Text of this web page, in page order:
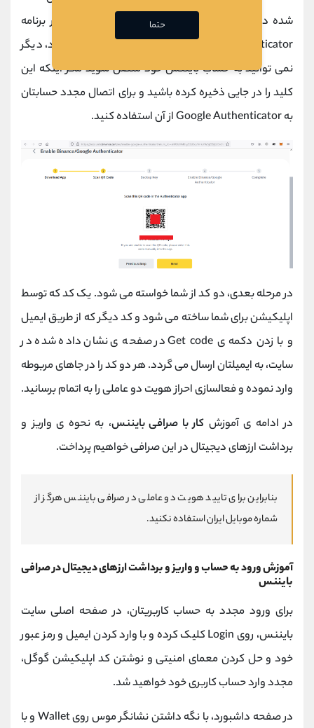
شده در مرحله ی بعد را در جایی یادداشت نمایید. اگر برنامه
Google Authenticator از تلفن همراه شما حذف شود، دیگر
نمی توانید به حساب بایننس خود متصل شوید مگر اینکه این
کلید را در جایی ذخیره کرده باشید و برای اتصال مجدد حسابتان
به Google Authenticator از آن استفاده کنید.
در مرحله بعدی، دو کد از شما خواسته می شود. یک کد که توسط
اپلیکیشن برای شما ساخته می شود و کد دیگر که از طریق ایمیل
و با زدن دکمه ی Get code در صفحه ی نشان داده شده در
سایت، به ایمیلتان ارسال می گردد. هر دو کد را در جاهای مربوطه
وارد نموده و فعالسازی احراز هویت دو عاملی را به اتمام برسانید.
در ادامه ی آموزش کار با صرافی بایننس، به نحوه ی واریز و
برداشت ارزهای دیجیتال در این صرافی خواهیم پرداخت.
بنابراین برای تایید هویت دو عاملی در صرافی بایننس هرگز از
شماره موبایل ایران استفاده نکنید.
آموزش ورود به حساب و واریز و برداشت ارزهای دیجیتال در صرافی
بایننس
برای ورود مجدد به حساب کاربریتان، در صفحه اصلی سایت
بایننس، روی Login کلیک کرده و با وارد کردن ایمیل و رمز عبور
خود و حل کردن معمای امنیتی و نوشتن کد اپلیکیشن گوگل،
مجدد وارد حساب کاربری خود خواهید شد.
در صفحه داشبورد، با نگه داشتن نشانگر موس روی Wallet و با
حتما